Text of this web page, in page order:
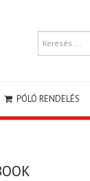
PÓLÓ RENDELÉS